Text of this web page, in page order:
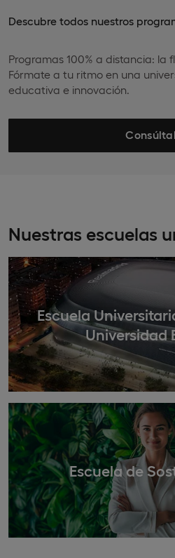
Descubre todos nuestros
Programas 100% a distancia: la
Fórmate a tu ritmo en una
educativa e innovación.
Nuestras escuelas
Escuela
Universidad
Escuela de